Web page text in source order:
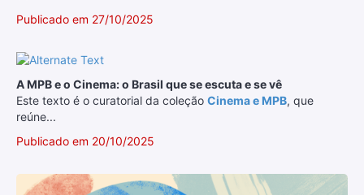
Publicado em 27/10/2025
A MPB e o Cinema: o Brasil que se escuta e se vê
Este texto é o curatorial da coleção Cinema e MPB, que
reúne...
Publicado em 20/10/2025